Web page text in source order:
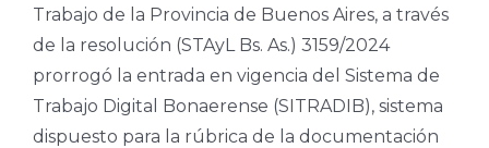
Trabajo de la Provincia de Buenos Aires, a través
de la resolución (STAyL Bs. As.) 3159/2024
prorrogó la entrada en vigencia del Sistema de
Trabajo Digital Bonaerense (SITRADIB), sistema
dispuesto para la rúbrica de la documentación